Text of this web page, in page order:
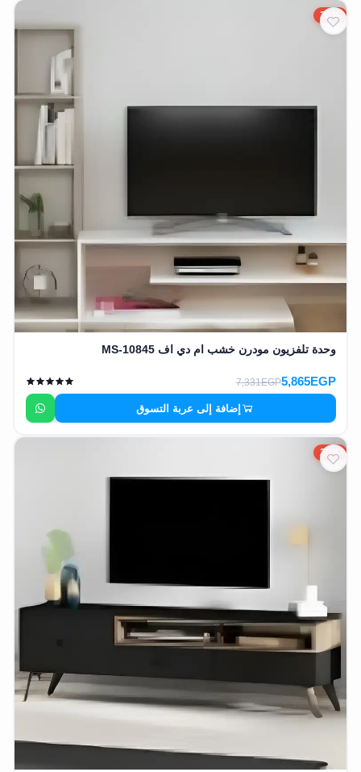
20%
وحدة تلفزيون مودرن خشب ام دي اف MS-10845
5,865EGP
7,331EGP
إضافة إلى عربة التسوق
20%